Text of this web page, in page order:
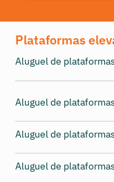
Plataformas
Aluguel de
Aluguel de
Aluguel de
Aluguel de